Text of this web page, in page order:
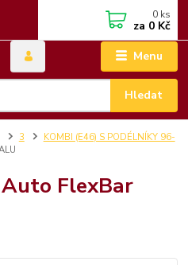
Menu
Hledat
0 ks
za 0 Kč
3
KOMBI (E46) S PODÉLNÍKY 96-
FlexBar